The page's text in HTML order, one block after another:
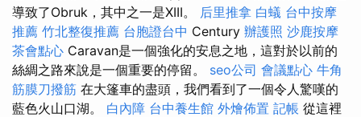
導致了Obruk，其中之一是XIII。 后里推拿 白蟻 台中按摩
推薦 竹北整復推薦 台胞證台中 Century 辦護照 沙鹿按摩
茶會點心 Caravan是一個強化的安息之地，這對於以前的
絲綢之路來說是一個重要的停留。 seo公司 會議點心 牛角
筋膜刀撥筋 在大篷車的盡頭，我們看到了一個令人驚嘆的
藍色火山口湖。 白內障 台中養生館 外燴佈置 記帳 從這裡